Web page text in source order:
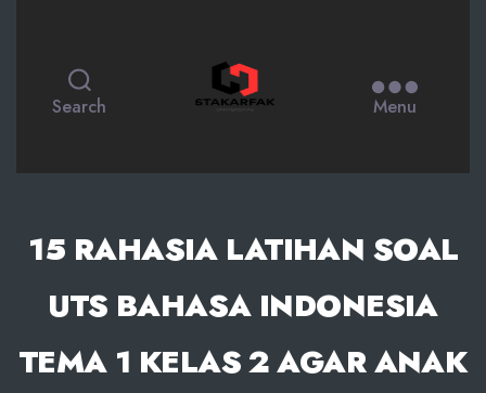
Search Menu
15 RAHASIA LATIHAN SOAL
UTS BAHASA INDONESIA
TEMA 1 KELAS 2 AGAR ANAK